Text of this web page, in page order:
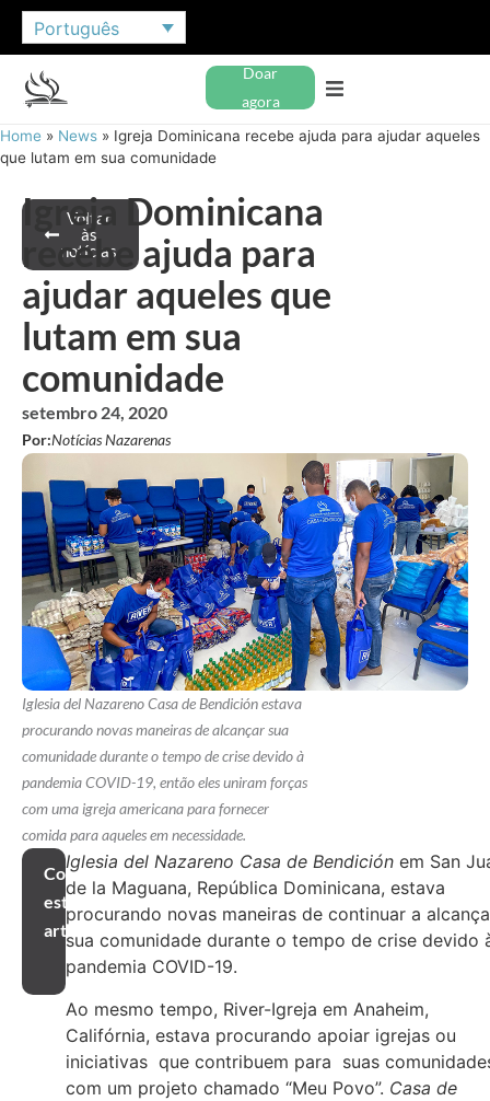
Português
Doar
agora
Home » News » Igreja Dominicana recebe ajuda para ajudar aqueles
que lutam em sua comunidade
Voltar
às
notícias
Igreja Dominicana
recebe ajuda para
ajudar aqueles que
lutam em sua
comunidade
setembro 24, 2020
Por:Notícias Nazarenas
Iglesia del Nazareno Casa de Bendición estava
procurando novas maneiras de alcançar sua
comunidade durante o tempo de crise devido à
pandemia COVID-19, então eles uniram forças
com uma igreja americana para fornecer
comida para aqueles em necessidade.
Compartilhar
este
artigo
Iglesia del Nazareno Casa de Bendición em San
de la Maguana, República Dominicana, estava
procurando novas maneiras de continuar a
sua comunidade durante o tempo de crise devido
pandemia COVID-19.
Ao mesmo tempo, River-Igreja em Anaheim,
Califórnia, estava procurando apoiar igrejas ou
iniciativas que contribuem para suas
com um projeto chamado “Meu Povo”. Casa de